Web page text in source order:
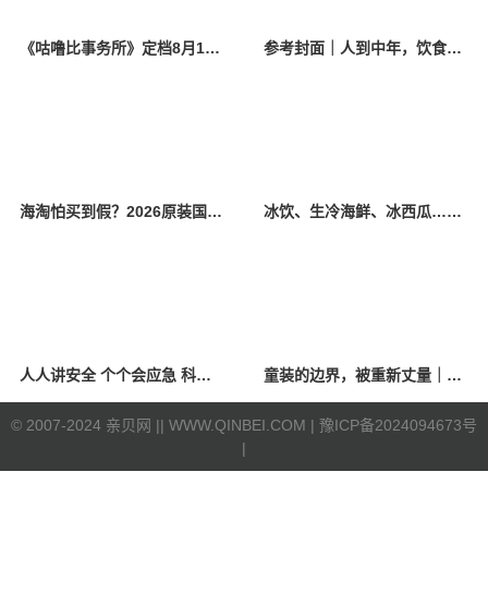
《咕噜比事务所》定档8月10日 聚焦儿童情绪教育助力健康成长 参考封面｜人到中年，饮食该如何调整？
海淘怕买到假？2026原装国产羊奶粉靠谱的正规品牌有哪些？ 冰饮、生冷海鲜、冰西瓜……泉州人夏季“标配”饮食极易引发胃肠炎
人人讲安全 个个会应急 科学应对防震避险 童装的边界，被重新丈量｜2026中国国际时装周·童话小镇圆满收官
© 2007-2024 亲贝网 || WWW.QINBEI.COM | 豫ICP备2024094673号
|